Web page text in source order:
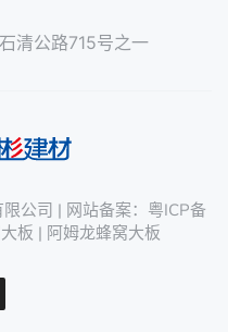
清公路715号之一
公司 | 网站备案： 粤ICP备
板 | 阿姆龙蜂窝大板